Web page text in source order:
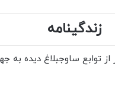
زندگینامه
۱۳۴۸، در روستای گلسار از توابع